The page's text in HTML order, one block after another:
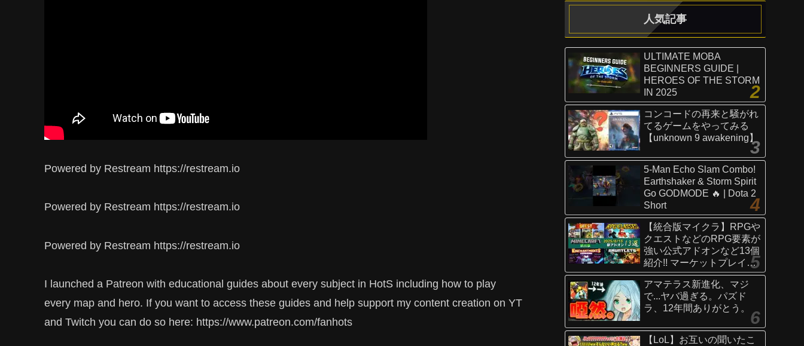
Powered by Restream https://restream.io
Powered by Restream https://restream.io
Powered by Restream https://restream.io
I launched a Patreon with educational guides about every subject in HotS including how to play
every map and hero. If you want to access these guides and help support my content creation on YT
and Twitch you can do so here: https://www.patreon.com/fanhots
人気記事
ULTIMATE MOBA
BEGINNERS GUIDE |
HEROES OF THE STORM
IN 2025
コンコードの再来と騒がれ
てるゲームをやってみる
【unknown 9 awakening】
5-Man Echo Slam Combo!
Earthshaker & Storm Spirit
Go GODMODE 🔥 | Dota 2
Short
【統合版マイクラ】RPGや
クエストなどのRPG要素が
強い公式アドオンなど13個
紹介!! マーケットプレイス
情報
【Switch/Win10/PE/PS/Xb
ox】
アマテラス新進化、マジ
で...ヤバ過ぎる。パズド
ラ、12年間ありがとう。
【LoL】お互いの聞いたこ